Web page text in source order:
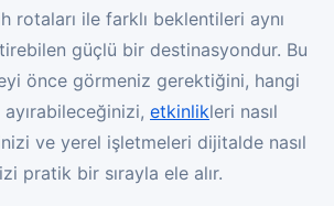
rotaları ile farklı beklentileri aynı
güçlü bir destinasyondur. Bu
önce görmeniz gerektiğini, hangi
etkinlikleri nasıl
ve yerel işletmeleri dijitalde nasıl
pratik bir sırayla ele alır.